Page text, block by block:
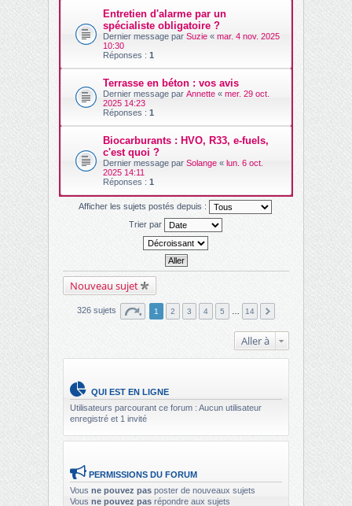
Entretien d'alarme par un
spécialiste obligatoire ?
Dernier message par Suzie « mar. 4 nov. 2025
10:30
Réponses : 1
Terrasse en béton : vos avis
Dernier message par Annette « mer. 29 oct.
2025 14:23
Réponses : 1
Biocarburants : HVO, R33, e-fuels,
c'est quoi ?
Dernier message par Solange « lun. 6 oct.
2025 14:11
Réponses : 1
Afficher les sujets postés depuis :
Trier par
Nouveau sujet
326 sujets 1 2 3 4 5 14
Aller à
QUI EST EN LIGNE
Utilisateurs parcourant ce forum : Aucun utilisateur
enregistré et 1 invité
PERMISSIONS DU FORUM
Vous ne pouvez pas poster de nouveaux sujets
Vous ne pouvez pas répondre aux sujets